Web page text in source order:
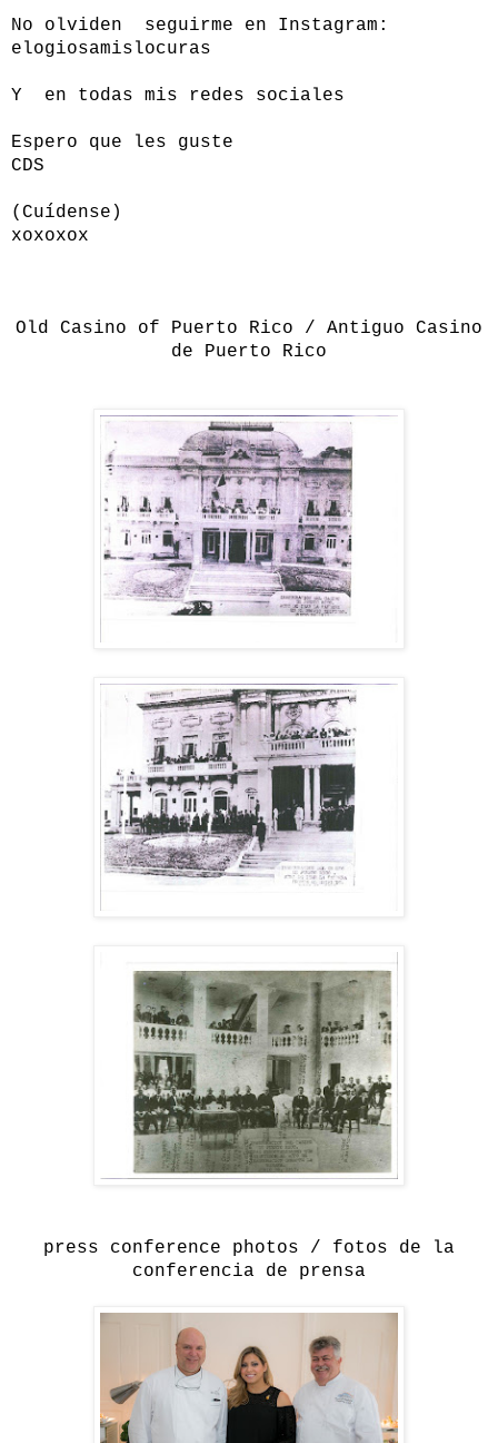
No olviden seguirme en Instagram:
elogiosamislocuras
Y en todas mis redes sociales
Espero que les guste
CDS
(Cuídense)
xoxoxox
Old Casino of Puerto Rico / Antiguo Casino
de Puerto Rico
press conference photos / fotos de la
conferencia de prensa